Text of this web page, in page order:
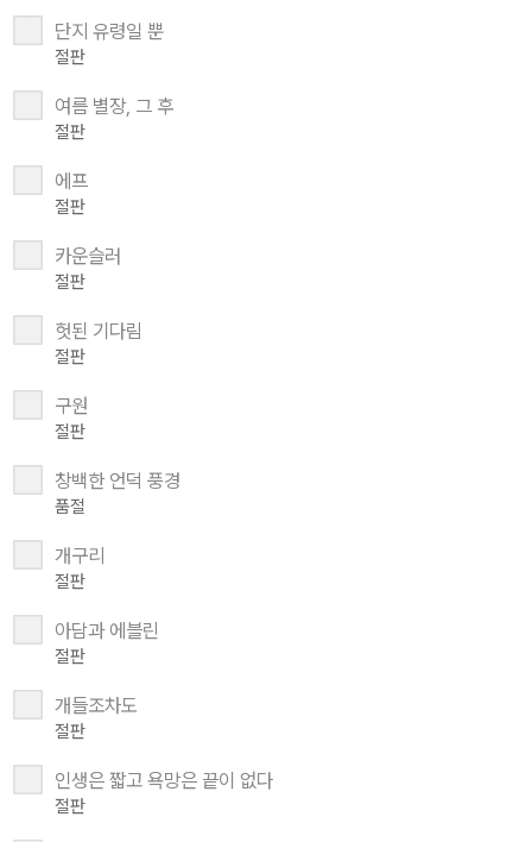
단지 유령일 뿐
절판
여름 별장, 그 후
절판
에프
절판
카운슬러
절판
헛된 기다림
절판
구원
절판
창백한 언덕 풍경
품절
개구리
절판
아담과 에블린
절판
개들조차도
절판
인생은 짧고 욕망은 끝이 없다
절판